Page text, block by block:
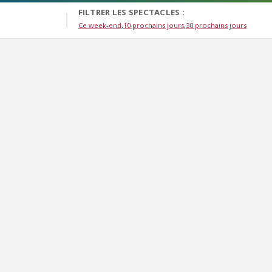
FILTRER LES SPECTACLES :
Ce week-end 10 prochains jours 30 prochains jours